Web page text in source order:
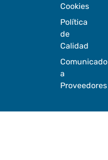
Cookies
Política
de
Calidad
Comunicado
a
Proveedores